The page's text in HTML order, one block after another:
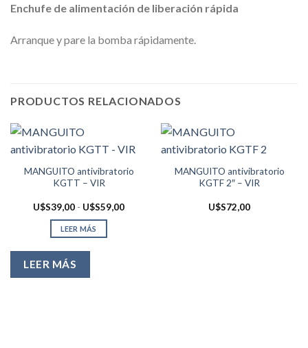
Enchufe de alimentación de liberación rápida
Arranque y pare la bomba rápidamente.
PRODUCTOS RELACIONADOS
MANGUITO antivibratorio
KGTT – VIR
U$S39,00 - U$S59,00Rango
LEER MÁS
LEER MÁS
MANGUITO antivibratorio
KGTF 2″ – VIR
U$S72,00